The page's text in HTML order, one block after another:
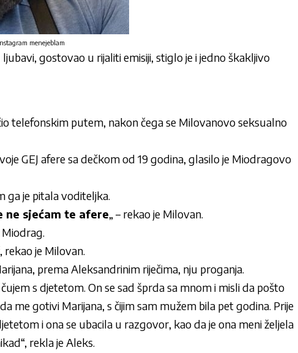
menejeblam
gostovao u rijaliti emisiji, stiglo je i jedno škakljivo
telefonskim putem, nakon čega se Milovanovo seksualno
GEJ afere sa dečkom od 19 godina, glasilo je Miodragovo
ga je pitala voditeljka.
ne sjećam te afere„ – rekao je Milovan.
Miodrag.
rekao je Milovan.
prema Aleksandrinim riječima, nju proganja.
s djetetom. On se sad šprda sa mnom i misli da pošto
me gotivi Marijana, s čijim sam mužem bila pet godina. Prije
i ona se ubacila u razgovor, kao da je ona meni željela
rekla je Aleks.